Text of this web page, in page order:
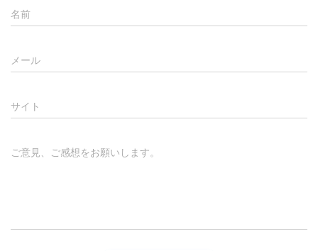
名前
メール
サイト
ご意見、ご感想をお願いします。